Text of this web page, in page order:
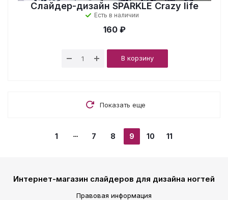
Слайдер-дизайн SPARKLE Crazy life
Есть в наличии
160 ₽
В корзину
Показать еще
1 7 8 9 10 11
Интернет-магазин слайдеров для дизайна ногтей
Правовая информация